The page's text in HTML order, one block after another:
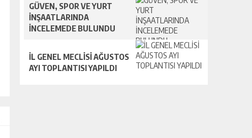
GÜVEN, SPOR VE YURT
İNŞAATLARINDA
İNCELEMEDE BULUNDU
İL GENEL MECLİSİ AĞUSTOS
AYI TOPLANTISI YAPILDI